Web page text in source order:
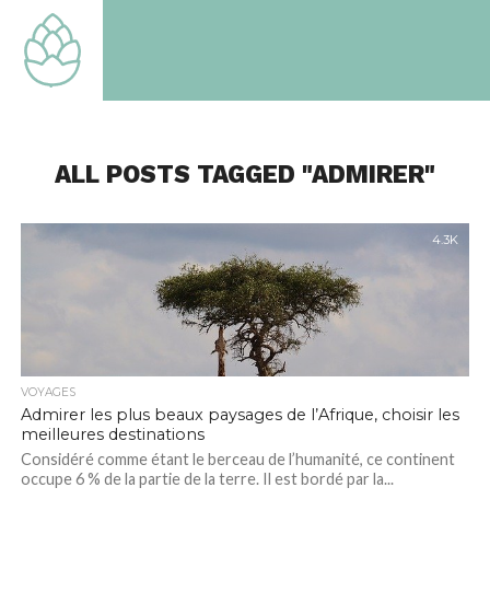
TOUT
SAVOIR
NOTRE
ALL POSTS TAGGED "ADMIRER"
4.3K
VOYAGES
Admirer les plus beaux paysages de l’Afrique, choisir les
meilleures destinations
Considéré comme étant le berceau de l’humanité, ce continent
occupe 6 % de la partie de la terre. Il est bordé par la...